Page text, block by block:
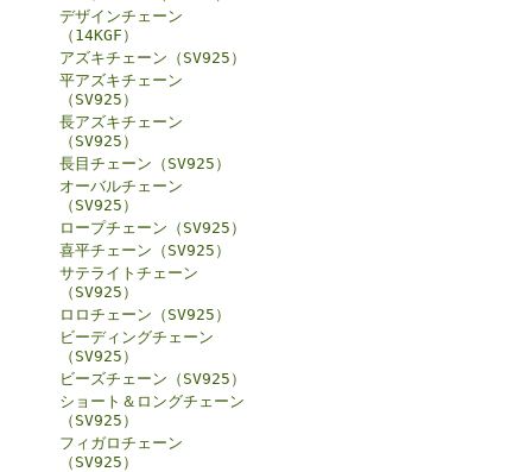
デザインチェーン
（14KGF）
アズキチェーン（SV925）
平アズキチェーン
（SV925）
長アズキチェーン
（SV925）
長目チェーン（SV925）
オーバルチェーン
（SV925）
ロープチェーン（SV925）
喜平チェーン（SV925）
サテライトチェーン
（SV925）
ロロチェーン（SV925）
ビーディングチェーン
（SV925）
ビーズチェーン（SV925）
ショート＆ロングチェーン
（SV925）
フィガロチェーン
（SV925）